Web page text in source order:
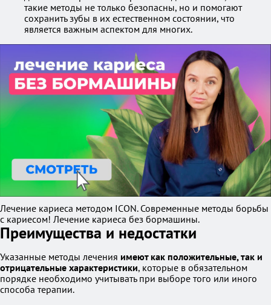
такие методы не только безопасны, но и помогают
сохранить зубы в их естественном состоянии, что
является важным аспектом для многих.
Лечение кариеса методом ICON. Современные методы борьбы
с кариесом! Лечение кариеса без бормашины.
Преимущества и недостатки
Указанные методы лечения имеют как положительные, так и
отрицательные характеристики, которые в обязательном
порядке необходимо учитывать при выборе того или иного
способа терапии.